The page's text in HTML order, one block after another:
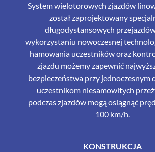
System wielotorowych zjazdów
został zaprojektowany
długodystansowych
wykorzystaniu nowoczesnej
hamowania uczestników oraz
zjazdu możemy zapewnić
bezpieczeństwa przy jednoczesnym
uczestnikom niesamowitych
podczas zjazdów mogą osiągnąć
100 km/h.
KONSTRUKCJA